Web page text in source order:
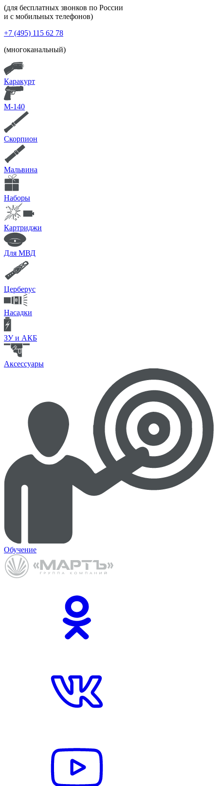
(для бесплатных звонков по России
и с мобильных телефонов)
+7 (495) 115 62 78
(многоканальный)
Каракурт
М-140
Скорпион
Мальвина
Наборы
Картриджи
Для МВД
Церберус
Насадки
ЗУ и АКБ
Аксессуары
Обучение